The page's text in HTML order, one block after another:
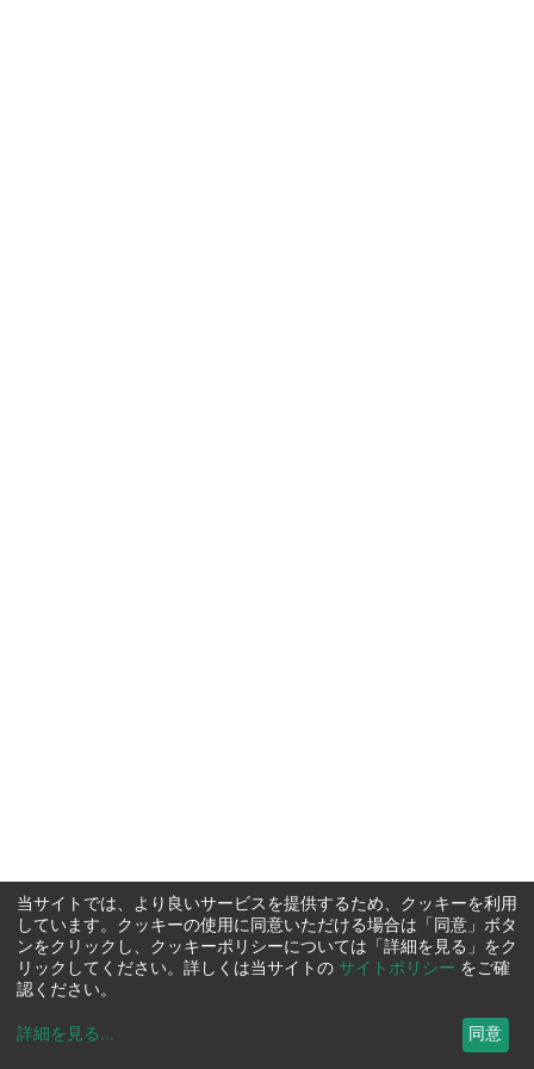
当サイトでは、より良いサービスを提供するため、クッキーを利用
しています。クッキーの使用に同意いただける場合は「同意」ボタ
ンをクリックし、クッキーポリシーについては「詳細を見る」をク
リックしてください。詳しくは当サイトの サイトポリシー をご確
認ください。
詳細を見る ... 同意